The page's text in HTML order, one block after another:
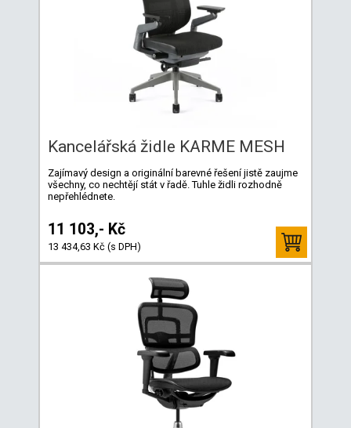
Kancelářská židle KARME MESH
Zajímavý design a originální barevné řešení jistě zaujme
všechny, co nechtějí stát v řadě. Tuhle židli rozhodně
nepřehlédnete.
11 103,- Kč
13 434,63 Kč (s DPH)